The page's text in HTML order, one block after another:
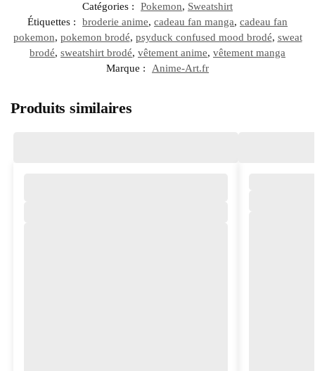
Catégories :
Pokemon, Sweatshirt
Étiquettes :
broderie anime, cadeau fan manga, cadeau fan
pokemon, pokemon brodé, psyduck confused mood brodé, sweat
brodé, sweatshirt brodé, vêtement anime, vêtement manga
Marque :
Anime-Art.fr
Produits similaires